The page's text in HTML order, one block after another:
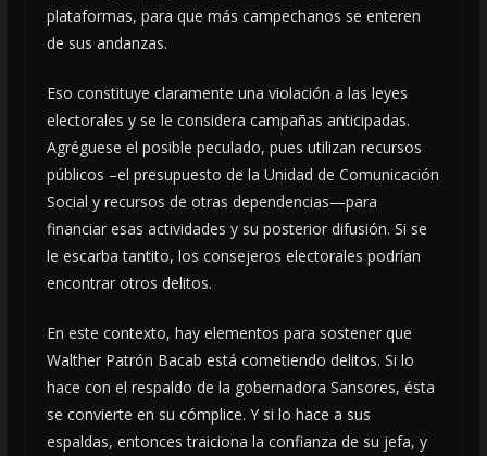
plataformas, para que más campechanos se enteren
de sus andanzas.
Eso constituye claramente una violación a las leyes
electorales y se le considera campañas anticipadas.
Agréguese el posible peculado, pues utilizan recursos
públicos –el presupuesto de la Unidad de Comunicación
Social y recursos de otras dependencias—para
financiar esas actividades y su posterior difusión. Si se
le escarba tantito, los consejeros electorales podrían
encontrar otros delitos.
En este contexto, hay elementos para sostener que
Walther Patrón Bacab está cometiendo delitos. Si lo
hace con el respaldo de la gobernadora Sansores, ésta
se convierte en su cómplice. Y si lo hace a sus
espaldas, entonces traiciona la confianza de su jefa, y